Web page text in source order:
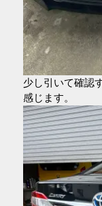
少し引いて確認
感じます。